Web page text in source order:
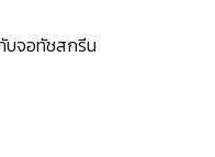
บจอทัชสกรีน